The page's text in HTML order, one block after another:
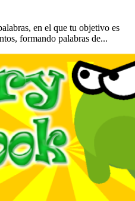
en el que tu objetivo es
formando palabras de...